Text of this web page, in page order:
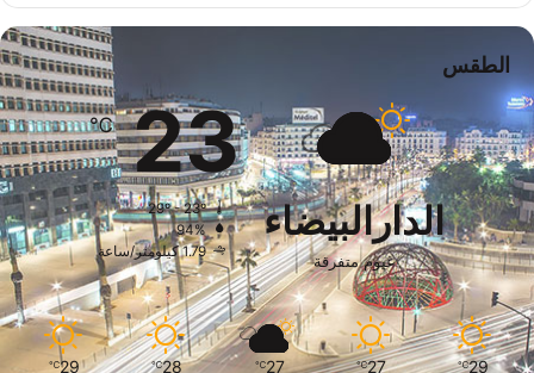
الطقس
الدارالبيضاء
غيوم متفرقة
23
℃
29º - 23º
94%
1.79 كيلومتر/ساعة
29
℃
27
℃
27
℃
28
℃
29
℃